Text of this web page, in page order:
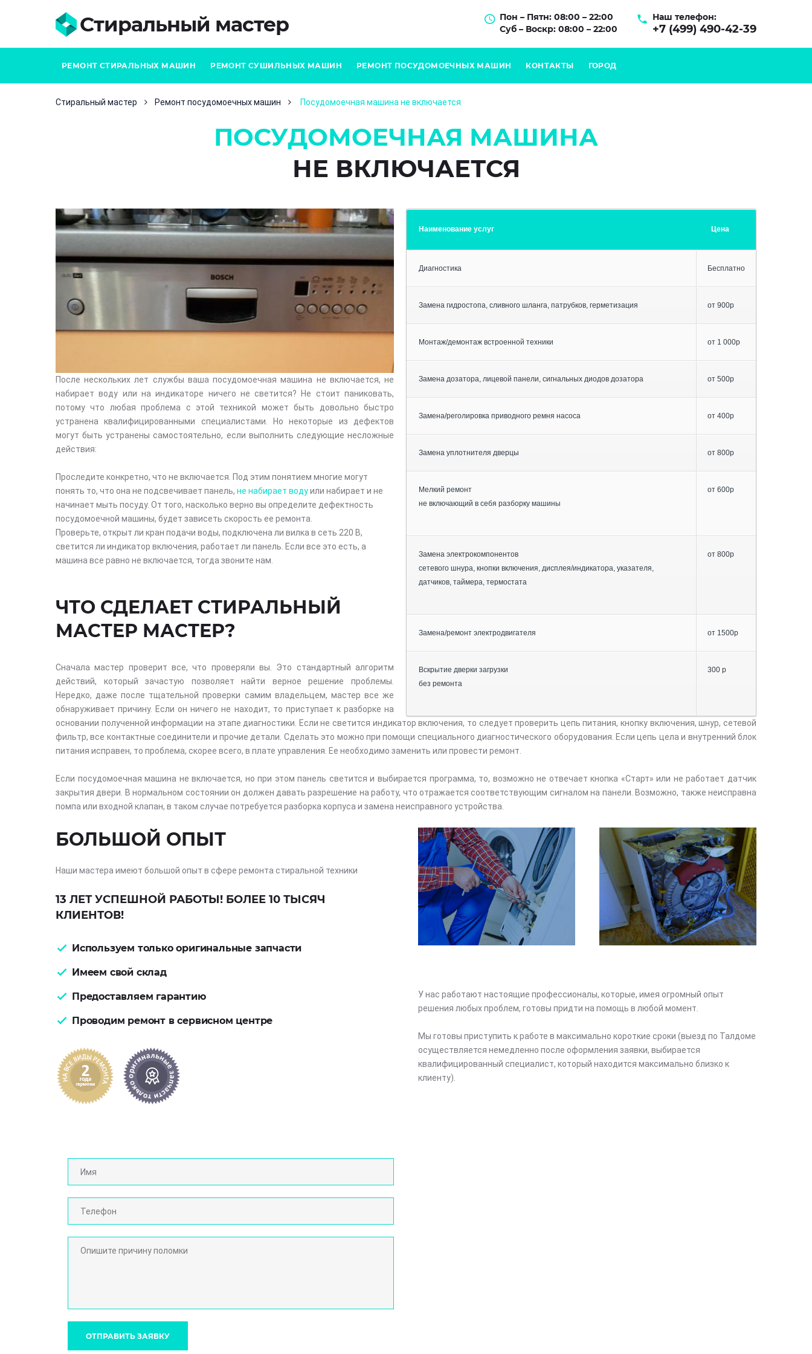
Стиральный мастер Наш телефон:
+7 (499) 490-42-39
Пон – Пятн: 08:00 – 22:00
Суб – Воскр: 08:00 – 22:00
РЕМОНТ СТИРАЛЬНЫХ МАШИН РЕМОНТ СУШИЛЬНЫХ МАШИН РЕМОНТ ПОСУДОМОЕЧНЫХ МАШИН КОНТАКТЫ ГОРОД
Стиральный мастер Ремонт посудомоечных машин Посудомоечная машина не включается
ПОСУДОМОЕЧНАЯ МАШИНА
НЕ ВКЛЮЧАЕТСЯ
Наименование услуг Цена
Диагностика Бесплатно
Замена гидростопа, сливного шланга, патрубков, герметизация от 900р
Монтаж/демонтаж встроенной техники от 1 000р
Замена дозатора, лицевой панели, сигнальных диодов дозатора от 500р
Замена/реголировка приводного ремня насоса от 400р
Замена уплотнителя дверцы от 800р
Мелкий ремонт
не включающий в себя разборку машины
от 600р
Замена электрокомпонентов
сетевого шнура, кнопки включения, дисплея/индикатора, указателя,
датчиков, таймера, термостата
от 800р
Замена/ремонт электродвигателя от 1500р
Вскрытие дверки загрузки
без ремонта
300 р
После нескольких лет службы ваша посудомоечная машина не включается, не
набирает воду или на индикаторе ничего не светится? Не стоит паниковать,
потому что любая проблема с этой техникой может быть довольно быстро
устранена квалифицированными специалистами. Но некоторые из дефектов
могут быть устранены самостоятельно, если выполнить следующие несложные
действия:
Проследите конкретно, что не включается. Под этим понятием многие могут
понять то, что она не подсвечивает панель, не набирает водуили набирает и не
начинает мыть посуду. От того, насколько верно вы определите дефектность
посудомоечной машины, будет зависеть скорость ее ремонта.
Проверьте, открыт ли кран подачи воды, подключена ли вилка в сеть 220 В,
светится ли индикатор включения, работает ли панель. Если все это есть, а
машина все равно не включается, тогда звоните нам.
ЧТО СДЕЛАЕТ СТИРАЛЬНЫЙ
МАСТЕР МАСТЕР?
Сначала мастер проверит все, что проверяли вы. Это стандартный алгоритм
действий, который зачастую позволяет найти верное решение проблемы.
Нередко, даже после тщательной проверки самим владельцем, мастер все же
обнаруживает причину. Если он ничего не находит, то приступает к разборке на
основании полученной информации на этапе диагностики. Если не светится индикатор включения, то следует проверить цепь питания, кнопку включения, шнур, сетевой
фильтр, все контактные соединители и прочие детали. Сделать это можно при помощи специального диагностического оборудования. Если цепь цела и внутренний блок
питания исправен, то проблема, скорее всего, в плате управления. Ее необходимо заменить или провести ремонт.
Если посудомоечная машина не включается, но при этом панель светится и выбирается программа, то, возможно не отвечает кнопка «Старт» или не работает датчик
закрытия двери. В нормальном состоянии он должен давать разрешение на работу, что отражается соответствующим сигналом на панели. Возможно, также неисправна
помпа или входной клапан, в таком случае потребуется разборка корпуса и замена неисправного устройства.
БОЛЬШОЙ ОПЫТ
Наши мастера имеют большой опыт в сфере ремонта стиральной техники
13 ЛЕТ УСПЕШНОЙ РАБОТЫ! БОЛЕЕ 10 ТЫСЯЧ
КЛИЕНТОВ!
Используем только оригинальные запчасти
Имеем свой склад
Предоставляем гарантию
Проводим ремонт в сервисном центре
У нас работают настоящие профессионалы, которые, имея огромный опыт
решения любых проблем, готовы придти на помощь в любой момент.
Мы готовы приступить к работе в максимально короткие сроки (выезд по Талдоме
осуществляется немедленно после оформления заявки, выбирается
квалифицированный специалист, который находится максимально близко к
клиенту).
ОТПРАВИТЬ ЗАЯВКУ